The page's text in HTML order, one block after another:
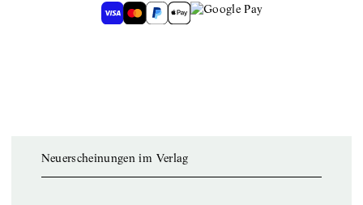
Neuerscheinungen im Verlag